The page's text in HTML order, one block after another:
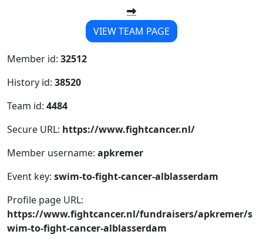
VIEW TEAM PAGE
Member id: 32512
History id: 38520
Team id: 4484
Secure URL: https://www.fightcancer.nl/
Member username: apkremer
Event key: swim-to-fight-cancer-alblasserdam
Profile page URL:
https://www.fightcancer.nl/fundraisers/apkremer/s
wim-to-fight-cancer-alblasserdam